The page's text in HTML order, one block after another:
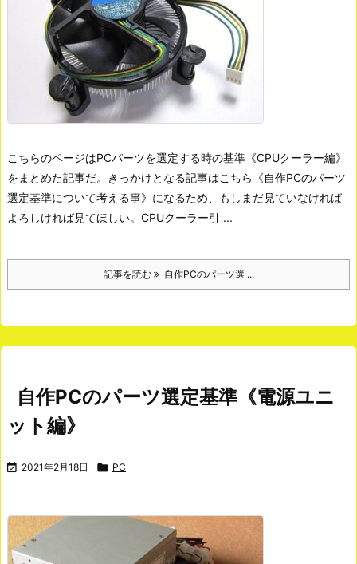
こちらのページはPCパーツを選定する時の基準《CPUクーラー編》
をまとめた記事だ。きっかけとなる記事はこちら《自作PCのパーツ
選定基準について考える事》になるため、もしまだ見ていなければ
よろしければ見てほしい。 CPUクーラー引 ...
記事を読む 自作PCのパーツ選 ...
自作PCのパーツ選定基準《電源ユニ
ット編》
 2021年2月18日  PC